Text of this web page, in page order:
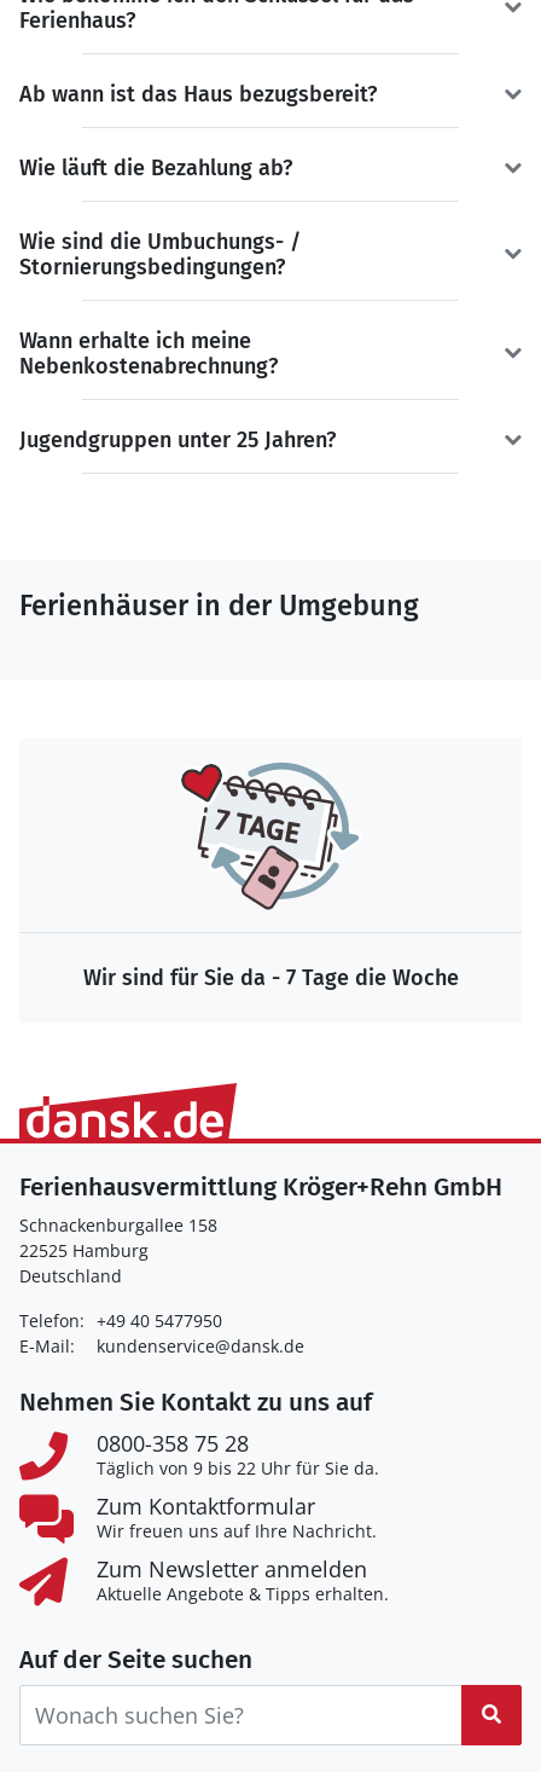
Ferienhaus?
Ab wann ist das Haus bezugsbereit?
Wie läuft die Bezahlung ab?
Wie sind die Umbuchungs- /
Stornierungsbedingungen?
Wann erhalte ich meine
Nebenkostenabrechnung?
Jugendgruppen unter 25 Jahren?
Ferienhäuser in der Umgebung
Wir sind für Sie da - 7 Tage die Woche
Ferienhausvermittlung Kröger+Rehn GmbH
Schnackenburgallee 158
22525 Hamburg
Deutschland
Telefon: +49 40 5477950
E-Mail:
kundenservice@dansk.de
Nehmen Sie Kontakt zu uns auf
0800-358 75 28
Täglich von 9 bis 22 Uhr für Sie da.
Zum Kontaktformular
Wir freuen uns auf Ihre Nachricht.
Zum Newsletter anmelden
Aktuelle Angebote & Tipps erhalten.
Auf der Seite suchen